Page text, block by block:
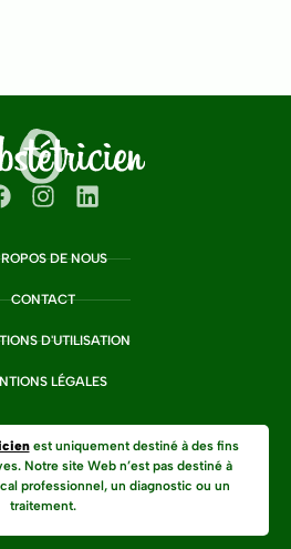
DE NOUS
CONTACT
D'UTILISATION
LÉGALES
est uniquement destiné à des fins
Notre site Web n’est pas destiné à
professionnel, un diagnostic ou un
traitement.